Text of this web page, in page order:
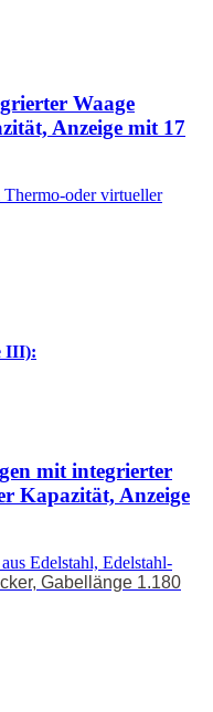
Waage
Anzeige mit 17
oder virtueller
III):
mit integrierter
Kapazität, Anzeige
Edelstahl, Edelstahl-
Gabellänge 1.180